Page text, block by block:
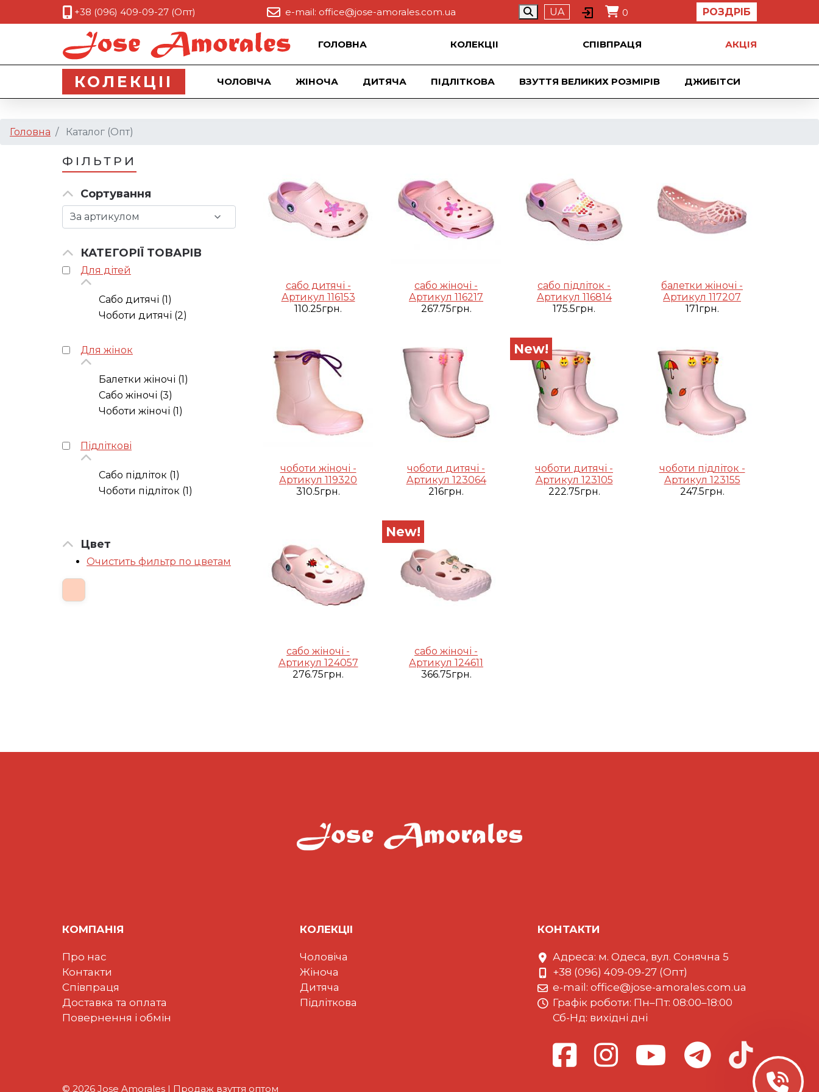
+38 (096) 409-09-27 (Опт) e-mail: office@jose-amorales.com.ua UA 0 РОЗДРІБ
ГОЛОВНА КОЛЕКЦII СПІВПРАЦЯ АКЦIЯ
КОЛЕКЦII ЧОЛОВІЧА ЖІНОЧА ДИТЯЧА ПІДЛІТКОВА ВЗУТТЯ ВЕЛИКИХ РОЗМІРІВ ДЖИБIТСИ
Головна Каталог (Опт)
ФІЛЬТРИ
Сортування
КАТЕГОРІЇ ТОВАРІВ
Для дітей
Сабо дитячі (1)
Чоботи дитячі (2)
Для жінок
Балетки жіночі (1)
Сабо жіночі (3)
Чоботи жіночі (1)
Підліткові
Сабо підліток (1)
Чоботи підліток (1)
Цвет
Очистить фильтр по цветам
сабо дитячі -
Артикул 116153
110.25грн.
сабо жіночі -
Артикул 116217
267.75грн.
сабо підліток -
Артикул 116814
175.5грн.
балетки жіночі -
Артикул 117207
171грн.
чоботи жіночі -
Артикул 119320
310.5грн.
чоботи дитячі -
Артикул 123064
216грн.
New!
чоботи дитячі -
Артикул 123105
222.75грн.
чоботи підліток -
Артикул 123155
247.5грн.
сабо жіночі -
Артикул 124057
276.75грн.
New!
сабо жіночі -
Артикул 124611
366.75грн.
КОМПАНІЯ
Про нас
Контакти
Співпраця
Доставка та оплата
Повернення і обмін
КОЛЕКЦII
Чоловіча
Жіноча
Дитяча
Підліткова
КОНТАКТИ
Адреса: м. Одеса, вул. Сонячна 5
+38 (096) 409-09-27 (Опт)
e-mail: office@jose-amorales.com.ua
Графiк роботи: Пн–Пт: 08:00–18:00
Сб-Нд: вихідні дні
© 2026 Jose Amorales | Продаж взуття оптом